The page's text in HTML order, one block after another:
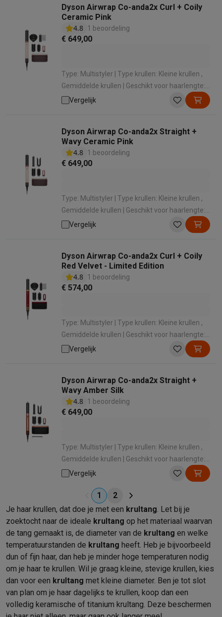
Dyson Airwrap Co-anda2x Curl + Coily
Ceramic Pink
4.8 1 beoordeling
€ 649,00
Type: Multistyler | Type krullen: Kleine krullen ,
Gemiddelde krullen | Geschikt voor haarlengte:
Halflang , Lang | Type opzetstukken: Cilinder
Vergelijk
Dyson Airwrap Co-anda2x Straight +
Wavy Ceramic Pink
4.8 1 beoordeling
€ 649,00
Type: Multistyler | Type krullen: Kleine krullen ,
Gemiddelde krullen | Geschikt voor haarlengte:
Halflang , Lang | Type opzetstukken: Cilinder
voor krullen , Volumeborstel , Gladmakende
opzetstuk | Diameter: 30 mm
Vergelijk
Dyson Airwrap Co-anda2x Curl + Coily
Red Velvet - Limited Edition
4.8 1 beoordeling
€ 574,00
Type: Multistyler | Type krullen: Kleine krullen ,
Gemiddelde krullen | Geschikt voor haarlengte:
Halflang , Lang | Type opzetstukken: Cilinder
voor krullen , Volumeborstel , Gladmakende
Vergelijk
Dyson Airwrap Co-anda2x Straight +
Wavy Amber Silk
4.8 1 beoordeling
€ 649,00
Type: Multistyler | Type krullen: Kleine krullen ,
Gemiddelde krullen | Geschikt voor haarlengte:
Halflang , Lang | Type opzetstukken: Cilinder
voor krullen , Volumeborstel , Gladmakende
borstel , Fast dryer-opzetstuk , Airsmooth
opzetstuk | Diameter: 30 mm
Vergelijk
1
2
Je haar krullen, dat doe je met een krultang. Let bij je
zoektocht naar de ideale krultang op het materiaal waarvan
de tang gemaakt is, de diameter van de krultang en welke
temperatuurstanden de krultang heeft. Heb je bijvoorbeeld
dun of fijn haar, dan heb je minder hoge temperaturen nodig
om je haar te krullen. Wil je graag kleine, stevige krullen, kies
dan voor een krultang met kleine diameter. Ben je tot slot
van plan om je haar dagelijks te krullen, koop dan een
volledig keramische of titanium krultang. Deze beschermen